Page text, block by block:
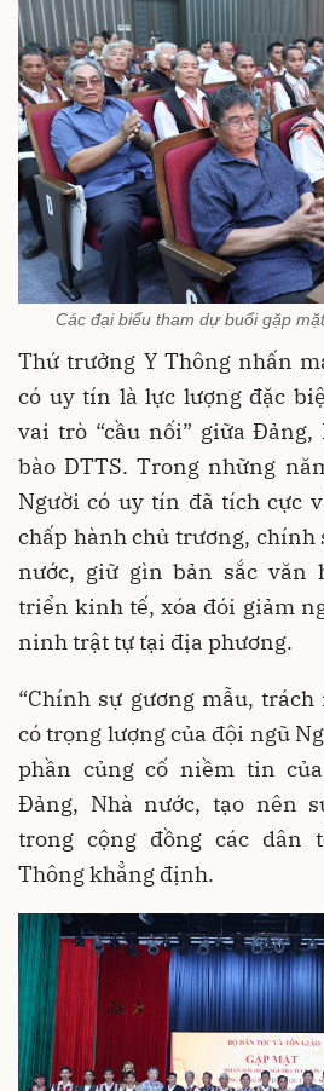
Các đại biểu tham dự buổi gặp
Thứ trưởng Y Thông nhấn
có uy tín là lực lượng đặc
vai trò “cầu nối” giữa
bào DTTS. Trong những
Người có uy tín đã tích cực
chấp hành chủ trương, chính
nước, giữ gìn bản sắc văn
triển kinh tế, xóa đói giảm
ninh trật tự tại địa phương.
“Chính sự gương mẫu,
có trọng lượng của đội ngũ
phần củng cố niềm tin
Đảng, Nhà nước, tạo nên
trong cộng đồng các dân
Thông khẳng định.